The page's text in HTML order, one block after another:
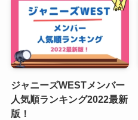
ジャニーズWESTメンバー
人気順ランキング2022最新
版！